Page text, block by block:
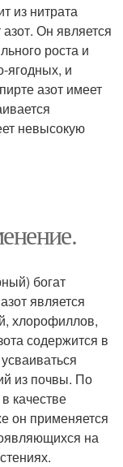
из нитрата
Он является
роста и
ягодных, и
азот имеет
невысокую
богат
является
хлорофиллов,
содержится в
из почвы. По
качестве
он применяется
на